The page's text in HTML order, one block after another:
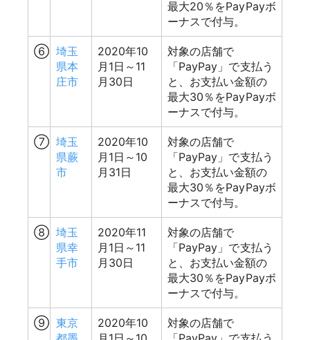
最大20％をPayPayボ
ーナスで付与。
⑥ 埼玉
県本
庄市
2020年10
月1日～11
月30日
対象の店舗で
「PayPay」で支払う
と、お支払い金額の
最大30％をPayPayボ
ーナスで付与。
⑦ 埼玉
県蕨
市
2020年10
月1日～10
月31日
対象の店舗で
「PayPay」で支払う
と、お支払い金額の
最大30％をPayPayボ
ーナスで付与。
⑧ 埼玉
県幸
手市
2020年11
月1日～11
月30日
対象の店舗で
「PayPay」で支払う
と、お支払い金額の
最大30％をPayPayボ
ーナスで付与。
⑨ 東京
2020年10
対象の店舗で